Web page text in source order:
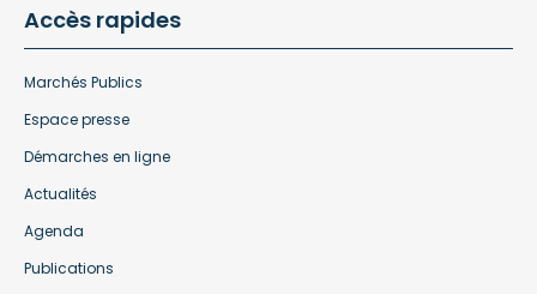
Accès rapides
Marchés Publics
Espace presse
Démarches en ligne
Actualités
Agenda
Publications